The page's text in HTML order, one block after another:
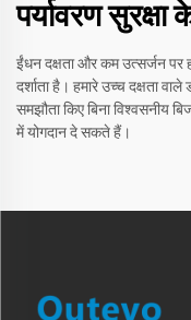
पर्यावरण सुरक्षा
ईंधन दक्षता और कम उत्सर्जन पर
दर्शाता है। हमारे उच्च दक्षता
समझौता किए बिना विश्वसनीय
में योगदान दे सकते हैं।